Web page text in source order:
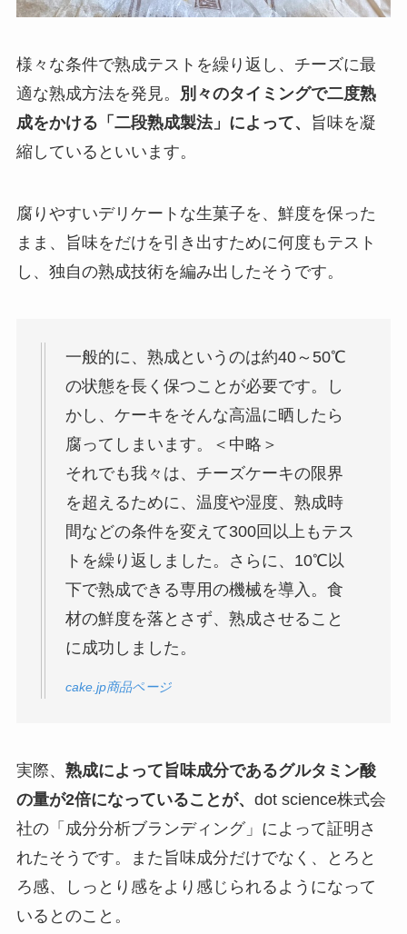
様々な条件で熟成テストを繰り返し、チーズに最
適な熟成方法を発見。
別々のタイミングで二度熟
成をかける「二段熟成製法」によって、
旨味を凝
縮しているといいます。
腐りやすいデリケートな生菓子を、鮮度を保った
まま、旨味をだけを引き出すために何度もテスト
し、独自の熟成技術を編み出したそうです。
一般的に、熟成というのは約40～50℃
の状態を長く保つことが必要です。し
かし、ケーキをそんな高温に晒したら
腐ってしまいます。＜中略＞
それでも我々は、チーズケーキの限界
を超えるために、温度や湿度、熟成時
間などの条件を変えて300回以上もテス
トを繰り返しました。さらに、10℃以
下で熟成できる専用の機械を導入。食
材の鮮度を落とさず、熟成させること
に成功しました。
cake.jp商品ページ
実際、 熟成によって旨味成分であるグルタミン酸
の量が2倍になっていることが、 dot science株式会
社の「成分分析ブランディング」によって証明さ
れたそうです。また旨味成分だけでなく、とろと
ろ感、しっとり感をより感じられるようになって
いるとのこと。